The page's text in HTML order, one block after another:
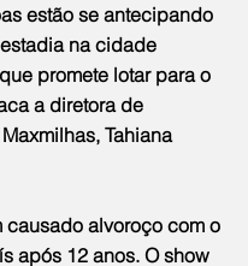
estão se antecipando
na cidade
promete lotar para o
a diretora de
Tahiana
causado alvoroço com o
após 12 anos. O show